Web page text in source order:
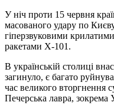
У ніч проти 15 червня
масованого удару по
гіперзвуковими
ракетами Х-101.
В українській столиці
загинуло, є багато
час великого вторгнення
Печерська лавра, зокрема